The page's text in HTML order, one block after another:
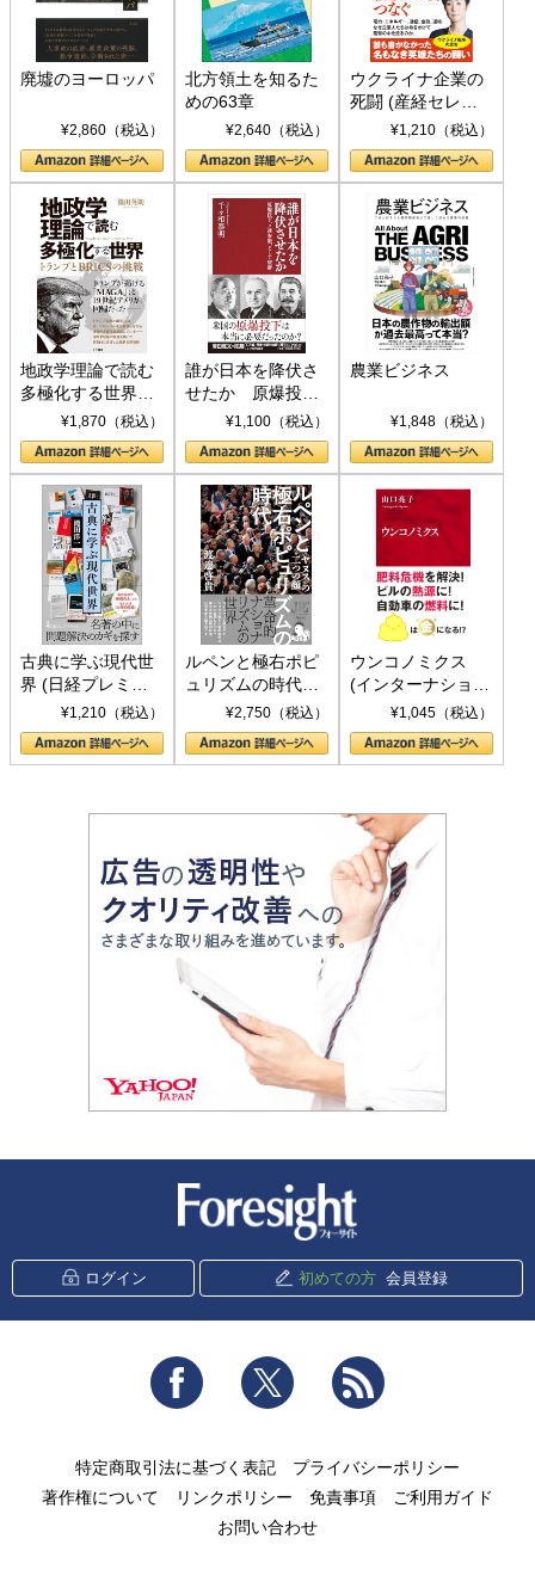
廃墟のヨーロッパ
¥2,860（税込）
北方領土を知るた
めの63章
¥2,640（税込）
ウクライナ企業の
死闘 (産経セレク
ト S 039)¥1,210（税込）
地政学理論で読む
多極化する世界：
トランプとBRICS
の挑戦
¥1,870（税込）
誰が日本を降伏さ
せたか 原爆投
下、ソ連参戦、そ
して聖断 (PHP新
書)
¥1,100（税込）
農業ビジネス
¥1,848（税込）
古典に学ぶ現代世
界 (日経プレミア
シリーズ)¥1,210（税込）
ルペンと極右ポピ
ュリズムの時代：
〈ヤヌス〉の二つ
の顔
¥2,750（税込）
ウンコノミクス
(インターナショナ
ル新書)¥1,045（税込）
ログイン 初めての方 会員登録
Facebook Twitter
特定商取引法に基づく表記
プライバシーポリシー
著作権について
リンクポリシー 免責事項
ご利用ガイド
お問い合わせ